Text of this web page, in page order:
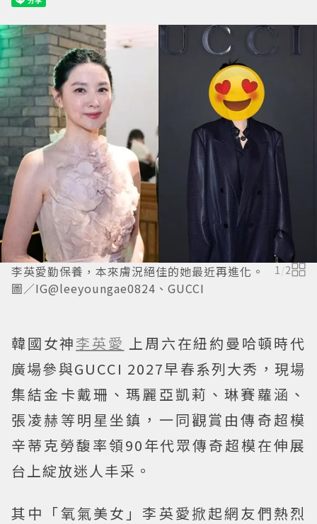
李英愛勤保養，本來膚況絕佳的她最近再進化。
圖／IG@leeyoungae0824、GUCCI
1/2
韓國女神李英愛 上周六在紐約曼哈頓時代
廣場參與GUCCI 2027早春系列大秀，現場
集結金卡戴珊、瑪麗亞凱莉、琳賽蘿涵、
張凌赫等明星坐鎮，一同觀賞由傳奇超模
辛蒂克勞馥率領90年代眾傳奇超模在伸展
台上綻放迷人丰采。
其中「氧氣美女」李英愛掀起網友們熱烈